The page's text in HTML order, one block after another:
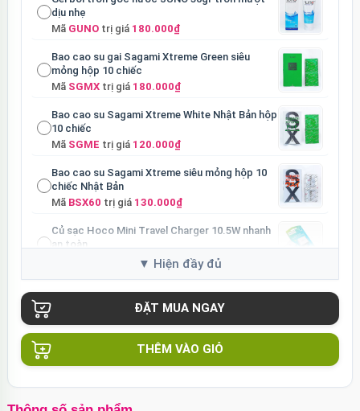
dịu nhẹ
Mã GUNOtrị giá 180.000₫
Bao cao su gai Sagami Xtreme Green siêu
mỏng hộp 10 chiếc
Mã SGMXtrị giá 180.000₫
Bao cao su Sagami Xtreme White Nhật Bản hộp
10 chiếc
Mã SGME trị giá 120.000₫
Bao cao su Sagami Xtreme siêu mỏng hộp 10
chiếc Nhật Bản
Mã BSX60 trị giá 130.000₫
Củ sạc Hoco Mini Travel Charger 10.5W nhanh
an toàn
90.000₫
THÊM VÀO GIỎ